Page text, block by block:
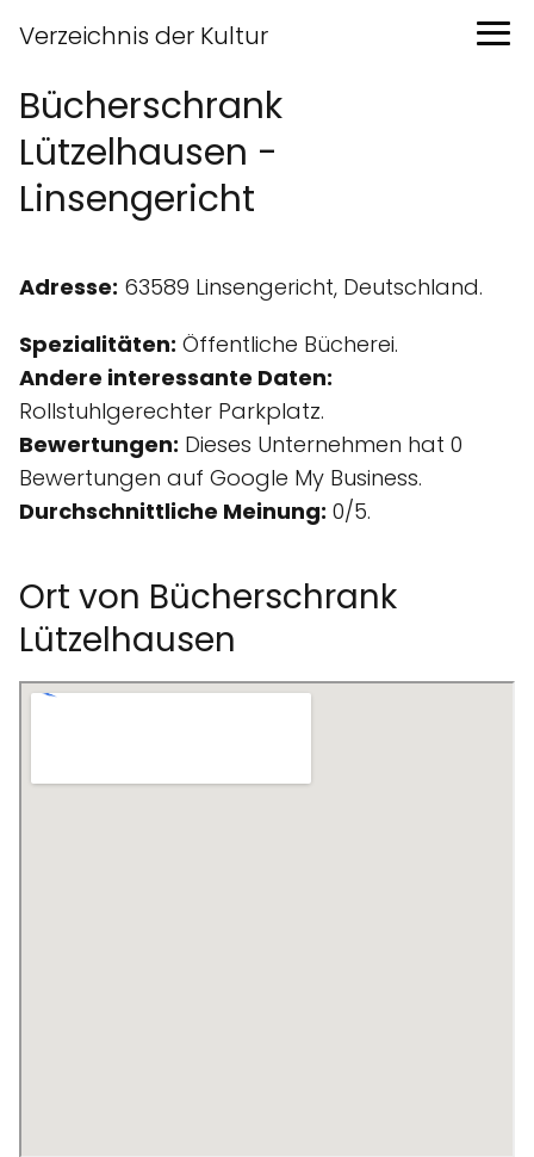
Verzeichnis der Kultur
Bücherschrank
Lützelhausen -
Linsengericht
Adresse: 63589 Linsengericht, Deutschland.
Spezialitäten: Öffentliche Bücherei.
Andere interessante Daten:
Rollstuhlgerechter Parkplatz.
Bewertungen: Dieses Unternehmen hat 0
Bewertungen auf Google My Business.
Durchschnittliche Meinung: 0/5.
Ort von Bücherschrank
Lützelhausen